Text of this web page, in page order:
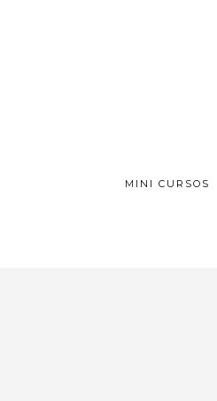
MINI CURSOS